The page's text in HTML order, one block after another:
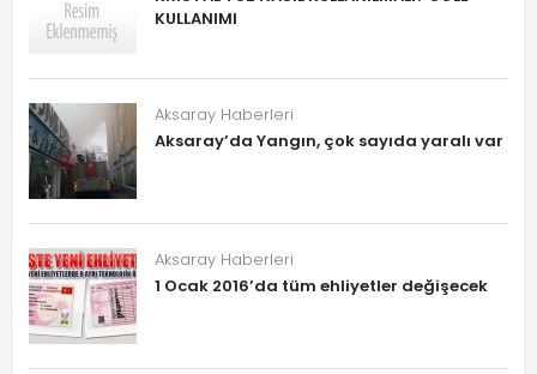
KULLANIMI
Aksaray Haberleri
Aksaray’da Yangın, çok sayıda yaralı var
Aksaray Haberleri
1 Ocak 2016’da tüm ehliyetler değişecek